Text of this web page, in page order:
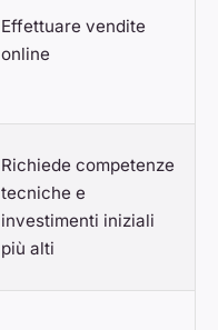
Effettuare vendite
online
Richiede competenze
tecniche e
investimenti iniziali
più alti